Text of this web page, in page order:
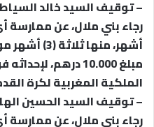
– توقيف السيد خالد
أشهر، منها
مبلغ 10.000 درهم،
الملكية المغربية لكرة
– توقيف السيد الحسين